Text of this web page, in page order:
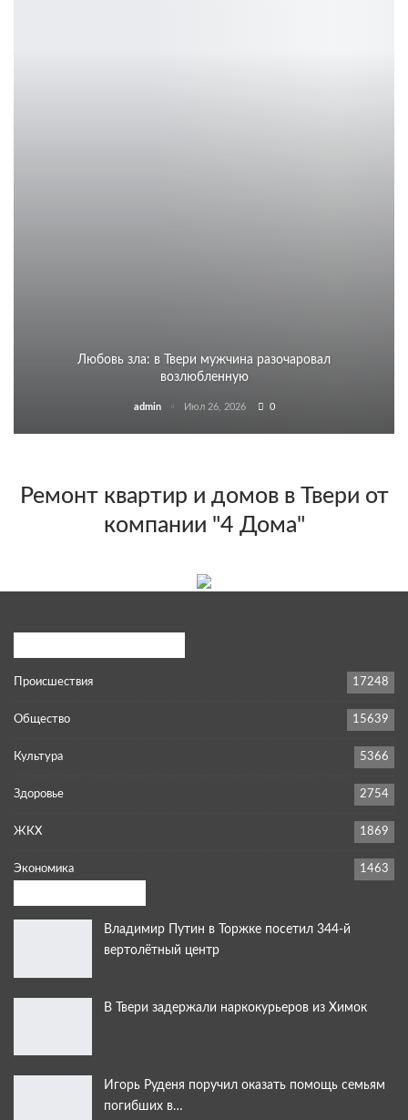
Любовь зла: в Твери мужчина разочаровал
возлюбленную
admin Июл 26, 2026 0
Ремонт квартир и домов в Твери от
компании "4 Дома"
Происшествия 17248
Общество 15639
Культура 5366
Здоровье 2754
ЖКХ 1869
Экономика 1463
Владимир Путин в Торжке посетил 344-й
вертолётный центр
В Твери задержали наркокурьеров из Химок
Игорь Руденя поручил оказать помощь семьям
погибших в…